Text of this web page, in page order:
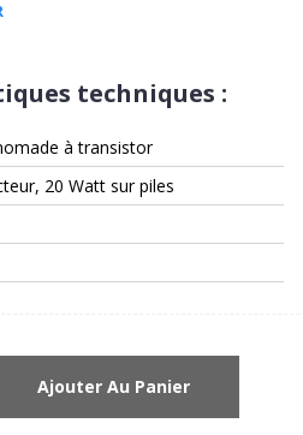
techniques :
à transistor
20 Watt sur piles
Ajouter Au Panier